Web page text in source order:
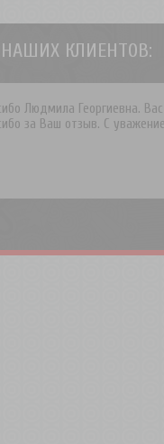
КЛИЕНТОВ:
Людмила Георгиевна.
за Ваш отзыв. С